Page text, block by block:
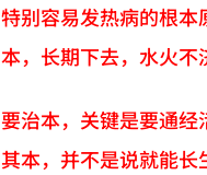
特别容易发热病的根
本，长期下去，水火不
要治本，关键是要通
其本，并不是说就能